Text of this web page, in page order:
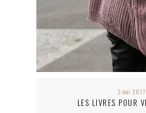
3 mai 2017
LES LIVRES POUR